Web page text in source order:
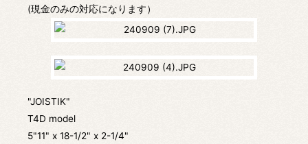
(現金のみの対応になります）
"JOISTIK"
T4D model
5"11" x 18-1/2" x 2-1/4"